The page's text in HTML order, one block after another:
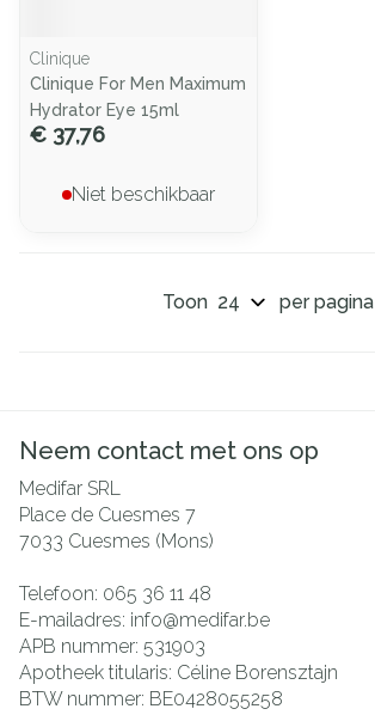
Clinique
Clinique For Men Maximum
Hydrator Eye 15ml
€ 37,76
Niet beschikbaar
Toon per pagina
Neem contact met ons op
Medifar SRL
Place de Cuesmes 7
7033 Cuesmes (Mons)
Telefoon: 065 36 11 48
E-mailadres: info@medifar.be
APB nummer: 531903
Apotheek titularis: Céline Borensztajn
BTW nummer: BE0428055258